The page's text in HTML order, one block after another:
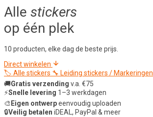
Alle stickers
op één plek
10 producten, elke dag de beste prijs.
Direct winkelen
🏷️ Alle stickers 🔧 Leiding stickers / Markeringen
🚚Gratis verzending v.a. €75
⚡Snelle levering 1–3 werkdagen
🎨 Eigen ontwerpeenvoudig uploaden
🔒Veilig betalen iDEAL, PayPal & meer